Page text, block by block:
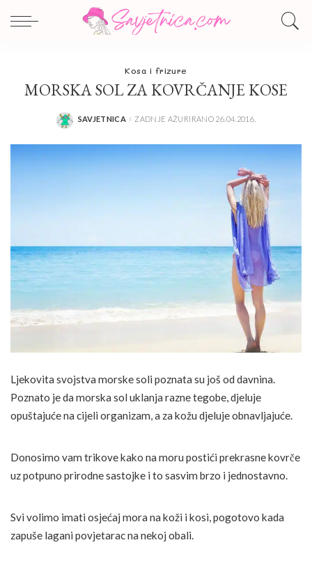
Kosa i frizure
MORSKA SOL ZA KOVRČANJE KOSE
POSTED
SAVJETNICA ZADNJE AŽURIRANO 26.04.2016.
Ljekovita svojstva morske soli poznata su još od davnina.
Poznato je da morska sol uklanja razne tegobe, djeluje
opuštajuće na cijeli organizam, a za kožu djeluje obnavljajuće.
Donosimo vam trikove kako na moru postići prekrasne kovrče
uz potpuno prirodne sastojke i to sasvim brzo i jednostavno.
Svi volimo imati osjećaj mora na koži i kosi, pogotovo kada
zapuše lagani povjetarac na nekoj obali.